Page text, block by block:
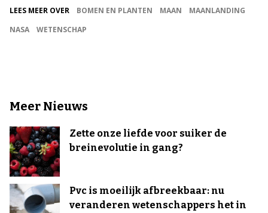
LEES MEER OVER BOMEN EN PLANTEN MAAN
MAANLANDING
NASA
WETENSCHAP
Meer Nieuws
Zette onze liefde voor suiker de
breinevolutie in gang?
Pvc is moeilijk afbreekbaar: nu
veranderen wetenschappers het in